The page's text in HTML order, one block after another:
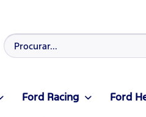
Ford Racing Ford